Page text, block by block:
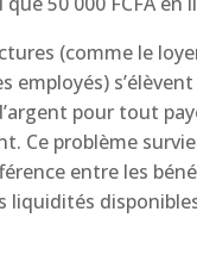
(comme le
employés) s’élèvent
pour tout
Ce problème
entre les
liquidités